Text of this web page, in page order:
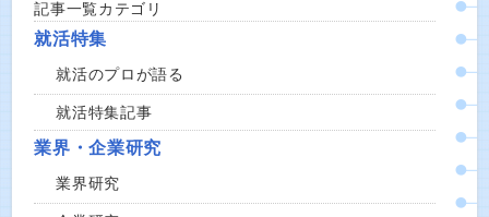
記事一覧カテゴリ
就活特集
就活のプロが語る
就活特集記事
業界・企業研究
業界研究